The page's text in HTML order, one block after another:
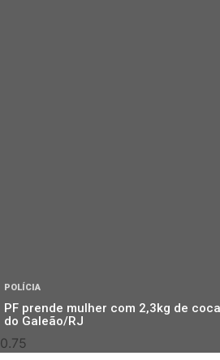
POLÍCIA
PF prende mulher com 2,3kg de
do Galeão/RJ